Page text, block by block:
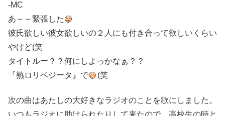
-MC
あ～～緊張した
彼氏欲しい彼女欲しいの２人にも付き合って欲しいくらい
やけど(笑
タイトルー？？何にしよっかなぁ？？
『熟ロリベジータ』で
(笑
次の曲はあたしの大好きなラジオのことを歌にしました。